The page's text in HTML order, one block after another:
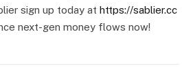
sign up today at https://sablier.cc
next-gen money flows now!